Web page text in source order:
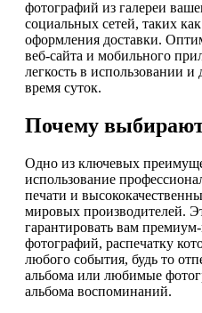
фотографий из галереи
социальных сетей, таких
оформления доставки.
веб-сайта и мобильного
легкость в использовании и
время суток.
Почему
Одно из ключевых
использование
печати и
мировых производителей.
гарантировать вам премиум-
фотографий, распечатку
любого события, будь то
альбома или любимые
альбома воспоминаний.